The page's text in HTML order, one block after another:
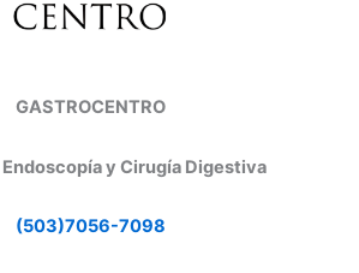
GASTROCENTRO
y Cirugía Digestiva
(503)7056-7098